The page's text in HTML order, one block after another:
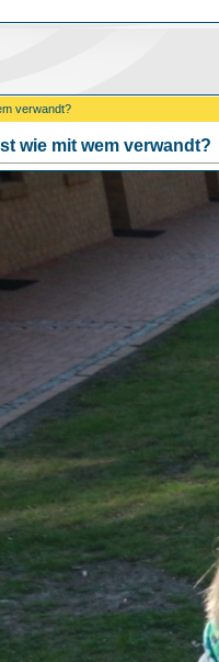
verwandt?
wie mit wem verwandt?